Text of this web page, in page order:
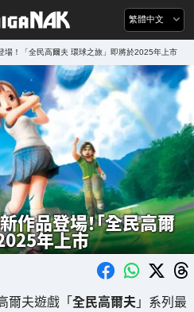
繁體中文
場！「全民高爾夫 環球之旅」即將於2025年上市
作品登場！「全民高爾
年上市
爾夫遊戲「全民高爾夫 」系列最